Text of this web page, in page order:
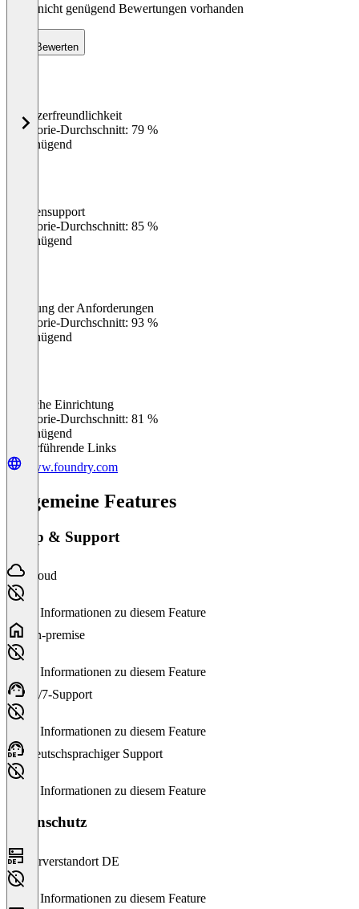
Noch nicht genügend Bewertungen vorhanden
Bewerten
%
Benutzerfreundlichkeit
Kategorie-Durchschnitt: 79 %
Ungenügend
Kundensupport
Kategorie-Durchschnitt: 85 %
Ungenügend
Erfüllung der Anforderungen
Kategorie-Durchschnitt: 93 %
Ungenügend
Einfache Einrichtung
Kategorie-Durchschnitt: 81 %
Ungenügend
Weiterführende Links
www.foundry.com
Allgemeine Features
Setup & Support
Cloud
Keine Informationen zu diesem Feature
On-premise
Keine Informationen zu diesem Feature
24/7-Support
Keine Informationen zu diesem Feature
Deutschsprachiger Support
Keine Informationen zu diesem Feature
Datenschutz
Serverstandort DE
Keine Informationen zu diesem Feature